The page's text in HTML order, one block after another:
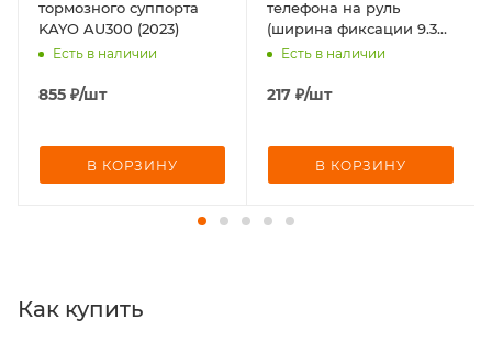
тормозного суппорта
KAYO AU300 (2023)
Есть в наличии
855 ₽/шт
В КОРЗИНУ
телефона на руль
(ширина фиксации 9.3
см, 8х6.5х9.5 см) красный
Есть в наличии
217 ₽/шт
В КОРЗИНУ
Как купить